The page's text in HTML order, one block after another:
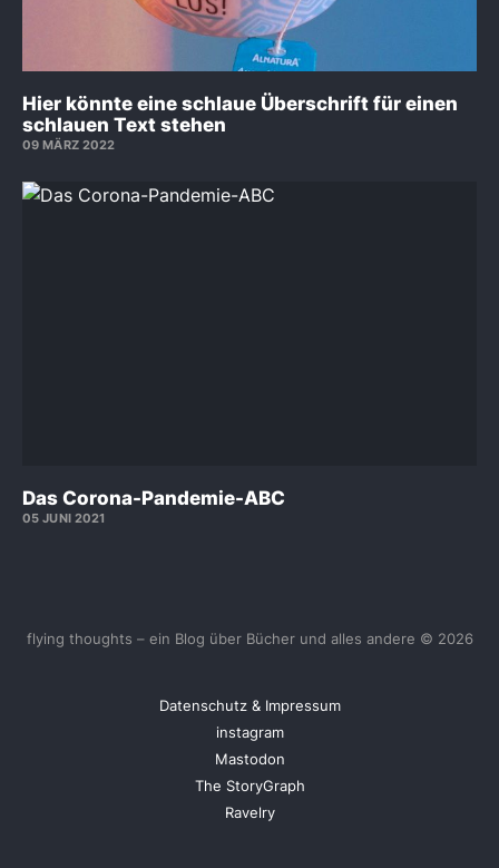
Hier könnte eine schlaue Überschrift für einen
schlauen Text stehen
09 MÄRZ 2022
Das Corona-Pandemie-ABC
05 JUNI 2021
flying thoughts – ein Blog über Bücher und alles andere © 2026
Datenschutz & Impressum
instagram
Mastodon
The StoryGraph
Ravelry